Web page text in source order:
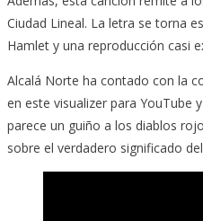
Ciudad Lineal. La letra se torna
Hamlet y una reproducción casi
Alcalá Norte ha contado con la
en este visualizer para YouTube
parece un guiño a los diablos
sobre el verdadero significado